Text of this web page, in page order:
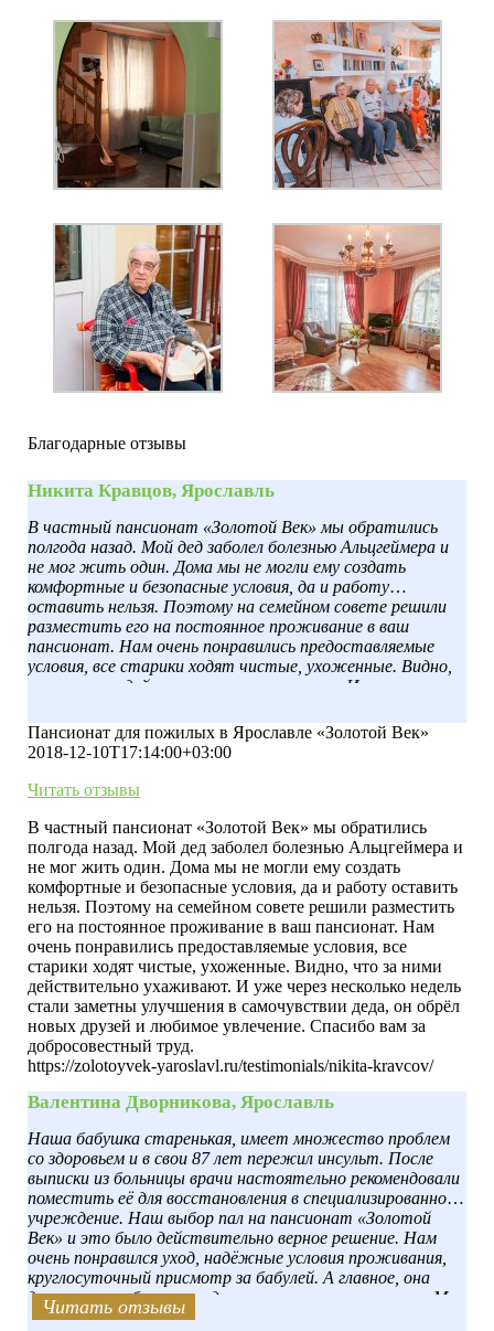
Благодарные отзывы
Никита Кравцов, Ярославль
В частный пансионат «Золотой Век» мы обратились
полгода назад. Мой дед заболел болезнью Альцгеймера и
не мог жить один. Дома мы не могли ему создать
комфортные и безопасные условия, да и работу
оставить нельзя. Поэтому на семейном совете решили
разместить его на постоянное проживание в ваш
пансионат. Нам очень понравились предоставляемые
условия, все старики ходят чистые, ухоженные. Видно,
что за ними действительно ухаживают. И уже через
самочувствии деда, он обрёл новых друзей и любимое
увлечение. Спасибо вам за добросовестный труд.
Читать отзывы
Пансионат для пожилых в Ярославле «Золотой Век»
2018-12-10T17:14:00+03:00
Читать отзывы
В частный пансионат «Золотой Век» мы обратились
полгода назад. Мой дед заболел болезнью Альцгеймера и
не мог жить один. Дома мы не могли ему создать
комфортные и безопасные условия, да и работу оставить
нельзя. Поэтому на семейном совете решили разместить
его на постоянное проживание в ваш пансионат. Нам
очень понравились предоставляемые условия, все
старики ходят чистые, ухоженные. Видно, что за ними
действительно ухаживают. И уже через несколько недель
стали заметны улучшения в самочувствии деда, он обрёл
новых друзей и любимое увлечение. Спасибо вам за
добросовестный труд.
https://zolotoyvek-yaroslavl.ru/testimonials/nikita-kravcov/
Валентина Дворникова, Ярославль
Наша бабушка старенькая, имеет множество проблем
со здоровьем и в свои 87 лет пережил инсульт. После
выписки из больницы врачи настоятельно рекомендовали
поместить её для восстановления в специализированное
учреждение. Наш выбор пал на пансионат «Золотой
Век» и это было действительно верное решение. Нам
очень понравился уход, надёжные условия проживания,
круглосуточный присмотр за бабулей. А главное, она
довольна, улыбается, ходит чистенькая, ухоженная. Мы
её навещаем каждые выходные, и она даже сказала, что
Читать отзывы
Читать отзывы
Читать отзывы
Читать отзывы
Читать отзывы
Читать отзывы
Читать отзывы
Читать отзывы
Читать отзывы